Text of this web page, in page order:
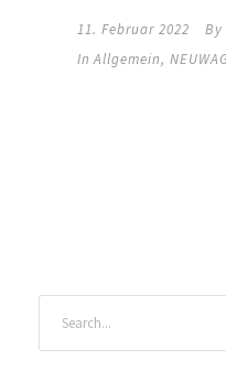
11. Februar 2022 By
In Allgemein,